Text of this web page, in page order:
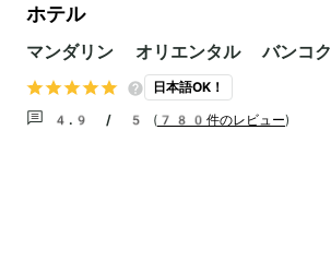
ホテル
マンダリン オリエンタル バンコク
日本語OK！
4.9 / 5 ( 780件のレビュー)